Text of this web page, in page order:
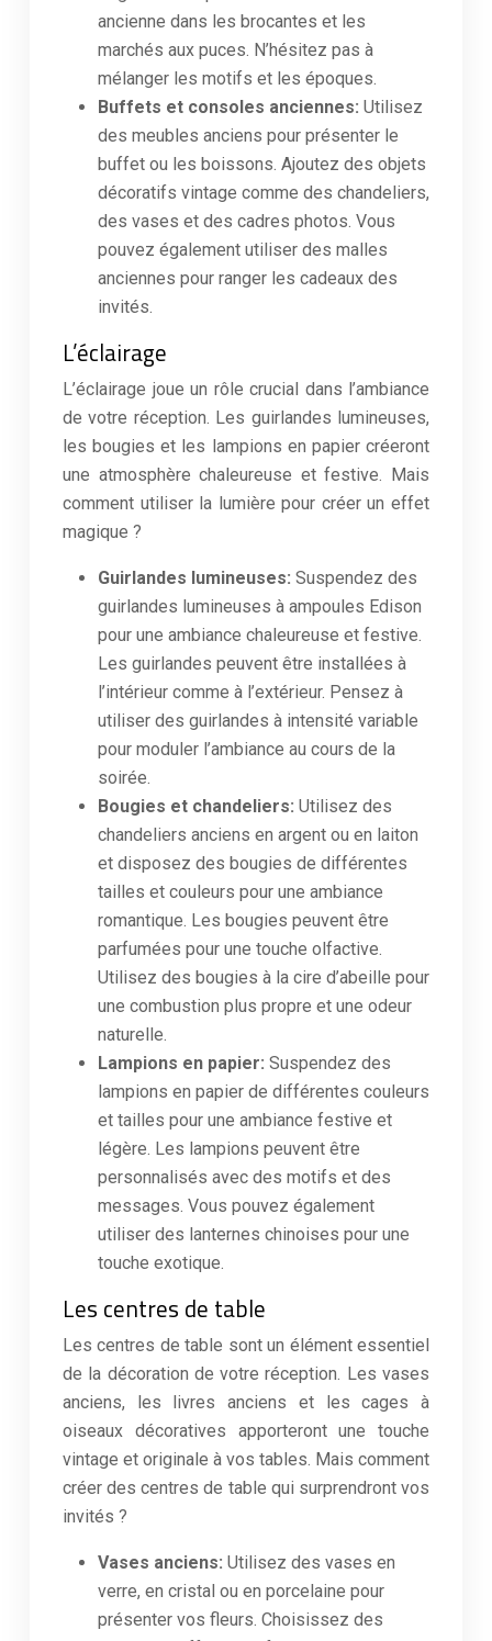
ancienne dans les brocantes et les
marchés aux puces. N’hésitez pas à
mélanger les motifs et les époques.
Buffets et consoles anciennes: Utilisez
des meubles anciens pour présenter le
buffet ou les boissons. Ajoutez des objets
décoratifs vintage comme des chandeliers,
des vases et des cadres photos. Vous
pouvez également utiliser des malles
anciennes pour ranger les cadeaux des
invités.
L’éclairage
L’éclairage joue un rôle crucial dans l’ambiance
de votre réception. Les guirlandes lumineuses,
les bougies et les lampions en papier créeront
une atmosphère chaleureuse et festive. Mais
comment utiliser la lumière pour créer un effet
magique ?
Guirlandes lumineuses: Suspendez des
guirlandes lumineuses à ampoules Edison
pour une ambiance chaleureuse et festive.
Les guirlandes peuvent être installées à
l’intérieur comme à l’extérieur. Pensez à
utiliser des guirlandes à intensité variable
pour moduler l’ambiance au cours de la
soirée.
Bougies et chandeliers: Utilisez des
chandeliers anciens en argent ou en laiton
et disposez des bougies de différentes
tailles et couleurs pour une ambiance
romantique. Les bougies peuvent être
parfumées pour une touche olfactive.
Utilisez des bougies à la cire d’abeille pour
une combustion plus propre et une odeur
naturelle.
Lampions en papier: Suspendez des
lampions en papier de différentes couleurs
et tailles pour une ambiance festive et
légère. Les lampions peuvent être
personnalisés avec des motifs et des
messages. Vous pouvez également
utiliser des lanternes chinoises pour une
touche exotique.
Les centres de table
Les centres de table sont un élément essentiel
de la décoration de votre réception. Les vases
anciens, les livres anciens et les cages à
oiseaux décoratives apporteront une touche
vintage et originale à vos tables. Mais comment
créer des centres de table qui surprendront vos
invités ?
Vases anciens: Utilisez des vases en
verre, en cristal ou en porcelaine pour
présenter vos fleurs. Choisissez des